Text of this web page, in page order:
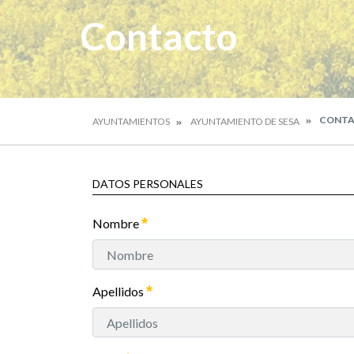
Contacto
AYUNTAMIENTOS AYUNTAMIENTO DE SESA
DATOS PERSONALES
Nombre
Apellidos